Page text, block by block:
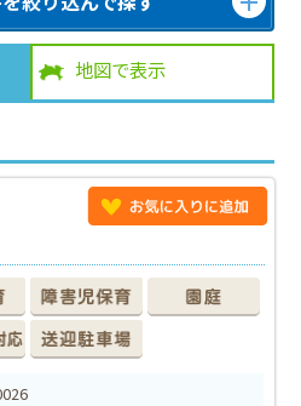
地図で表示